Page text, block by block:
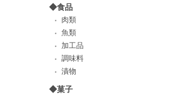
◆食品
肉類
魚類
加工品
調味料
漬物
◆菓子